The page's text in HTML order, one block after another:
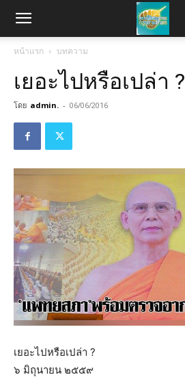
หน้าแรก บทความ
เยอะไปหรือเปล่า ?
โดย admin. - 06/06/2016
เยอะไปหรือเปล่า ?
๖ มิถุนายน ๒๕๕๙